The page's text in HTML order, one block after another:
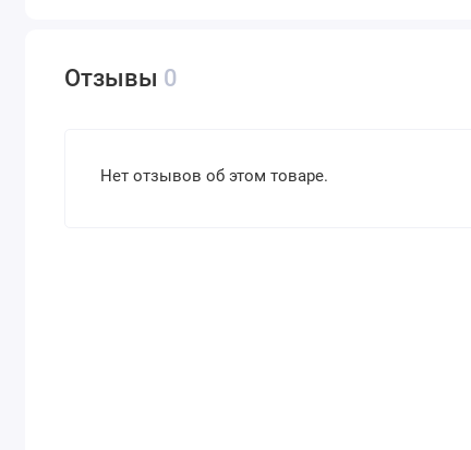
Отзывы 0
Нет отзывов об этом товаре.